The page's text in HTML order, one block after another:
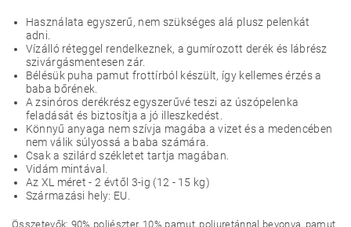
Használata egyszerű, nem szükséges alá plusz pelenkát
adni.
Vízálló réteggel rendelkeznek, a gumírozott derék és lábrész
szivárgásmentesen zár.
Bélésük puha pamut frottírból készült, így kellemes érzés a
baba bőrének.
A zsinóros derékrész egyszerűvé teszi az úszópelenka
feladását és biztosítja a jó illeszkedést.
Könnyű anyaga nem szívja magába a vizet és a medencében
nem válik súlyossá a baba számára.
Csak a szilárd székletet tartja magában.
Vidám mintával.
Az XL
méret - 2 évtől 3-ig (12 - 15 kg)
Származási hely: EU.
Összetevők: 90% poliészter, 10% pamut, poliuretánnal bevonva, pamut